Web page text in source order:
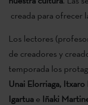
creada para ofrecer
Los lectores
de creadores y
temporada los
Unai Elorriaga,
IgartuaeIñaki